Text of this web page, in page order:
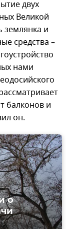
двух
Великой
землянка и
средства –
нами
балконов и
он.
о